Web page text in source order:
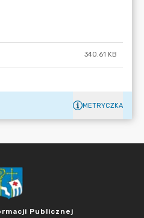
340.61 KB
METRYCZKA
Publicznej